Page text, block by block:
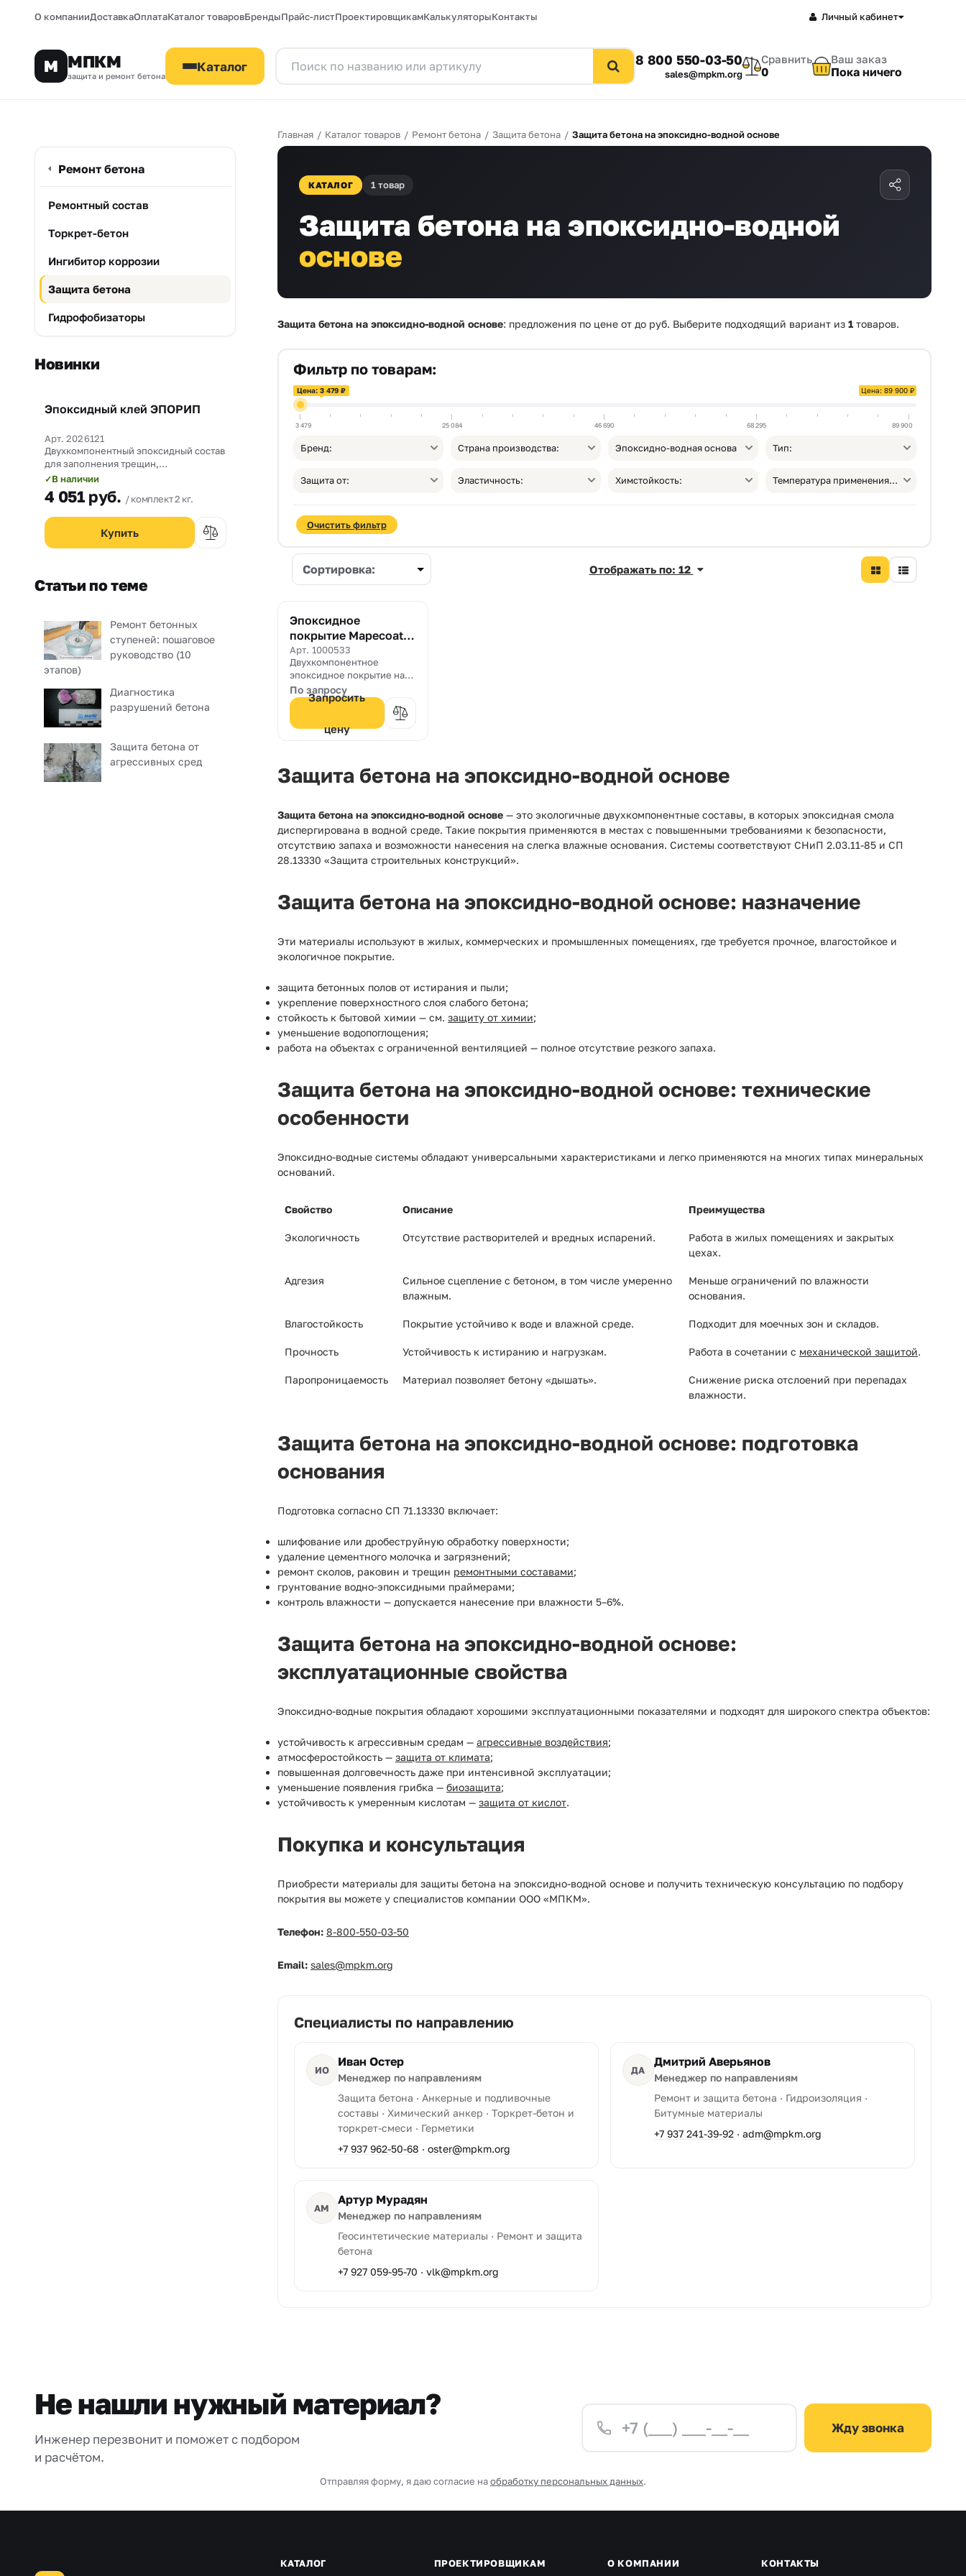
О компанииДоставкаОплатаКаталог товаровБрендыПрайс-листПроектировщикамКалькуляторыКонтакты Личный кабинет
М МПКМ
защита и ремонт бетона
Каталог 8 800 550-03-50
sales@mpkm.org
Сравнить
0
Ваш заказ
Пока ничего
Ремонт бетона
Ремонтный состав
Торкрет-бетон
Ингибитор коррозии
Защита бетона
Гидрофобизаторы
Новинки
Новинка
Эпоксидный клей ЭПОРИП
Арт. 2026121
Двухкомпонентный эпоксидный состав
для заполнения трещин,
омоноличивания рабочих швов и
прочного склеивания бетона со
сталью.
✓В наличии
4 051руб. комплект 2 кг.
Статьи по теме
Ремонт бетонных
ступеней: пошаговое
руководство (10
этапов)
Диагностика
разрушений бетона
Защита бетона от
агрессивных сред
Главная / Каталог товаров / Ремонт бетона / Защита бетона / Защита бетона на эпоксидно-водной основе
КАТАЛОГ 1 товар
Защита бетона на эпоксидно-водной
основе
Защита бетона на эпоксидно-водной основе: предложения по цене от до руб. Выберите подходящий вариант из 1 товаров.
Фильтр по товарам:
Цена: 89 900 ₽
Цена: 3 479 ₽
3 479 25 084 46 690 68 295 89 900
Бренд: Страна производства: Эпоксидно-водная основа Тип:
Защита от: Эластичность: Химстойкость: Температура применения, от °С:
Очистить фильтр
Сортировка: Отображать по: 12
Эпоксидное
покрытие Mapecoat I
620 W
Арт. 1000533
Двухкомпонентное
эпоксидное покрытие на
водной основе с
глянцевым финишем, для
цементных оснований, для
обеспечения
маслостойкой финишной
обработки, и как покрытие
По запросу
Запросить
цену
Защита бетона на эпоксидно-водной основе
Защита бетона на эпоксидно-водной основе — это экологичные двухкомпонентные составы, в которых эпоксидная смола
диспергирована в водной среде. Такие покрытия применяются в местах с повышенными требованиями к безопасности,
отсутствию запаха и возможности нанесения на слегка влажные основания. Системы соответствуют СНиП 2.03.11-85 и СП
28.13330 «Защита строительных конструкций».
Защита бетона на эпоксидно-водной основе: назначение
Эти материалы используют в жилых, коммерческих и промышленных помещениях, где требуется прочное, влагостойкое и
экологичное покрытие.
защита бетонных полов от истирания и пыли;
укрепление поверхностного слоя слабого бетона;
стойкость к бытовой химии — см. защиту от химии;
уменьшение водопоглощения;
работа на объектах с ограниченной вентиляцией — полное отсутствие резкого запаха.
Защита бетона на эпоксидно-водной основе: технические
особенности
Эпоксидно-водные системы обладают универсальными характеристиками и легко применяются на многих типах минеральных
оснований.
Свойство Описание Преимущества
Экологичность Отсутствие растворителей и вредных испарений.
Работа в жилых помещениях и закрытых
цехах.
Адгезия
Сильное сцепление с бетоном, в том числе умеренно
влажным.
Меньше ограничений по влажности
основания.
Влагостойкость Покрытие устойчиво к воде и влажной среде. Подходит для моечных зон и складов.
Прочность Устойчивость к истиранию и нагрузкам. Работа в сочетании с механической защитой.
Паропроницаемость Материал позволяет бетону «дышать».
Снижение риска отслоений при перепадах
влажности.
Защита бетона на эпоксидно-водной основе: подготовка
основания
Подготовка согласно СП 71.13330 включает:
шлифование или дробеструйную обработку поверхности;
удаление цементного молочка и загрязнений;
ремонт сколов, раковин и трещин ремонтными составами;
грунтование водно-эпоксидными праймерами;
контроль влажности — допускается нанесение при влажности 5–6%.
Защита бетона на эпоксидно-водной основе:
эксплуатационные свойства
Эпоксидно-водные покрытия обладают хорошими эксплуатационными показателями и подходят для широкого спектра объектов:
устойчивость к агрессивным средам — агрессивные воздействия;
атмосферостойкость — защита от климата;
повышенная долговечность даже при интенсивной эксплуатации;
уменьшение появления грибка — биозащита;
устойчивость к умеренным кислотам — защита от кислот.
Покупка и консультация
Приобрести материалы для защиты бетона на эпоксидно-водной основе и получить техническую консультацию по подбору
покрытия вы можете у специалистов компании ООО «МПКМ».
Телефон: 8-800-550-03-50
Email: sales@mpkm.org
Специалисты по направлению
ИО
Иван Остер
Менеджер по направлениям
Защита бетона · Анкерные и подливочные
составы · Химический анкер · Торкрет-бетон и
торкрет-смеси · Герметики
+7 937 962-50-68 · oster@mpkm.org
ДА
Дмитрий Аверьянов
Менеджер по направлениям
Ремонт и защита бетона · Гидроизоляция ·
Битумные материалы
+7 937 241-39-92 · adm@mpkm.org
АМ
Артур Мурадян
Менеджер по направлениям
Геосинтетические материалы · Ремонт и защита
бетона
+7 927 059-95-70 · vlk@mpkm.org
Не нашли нужный материал?
Инженер перезвонит и поможет с подбором
и расчётом.
Жду звонка
Отправляя форму, я даю согласие наобработку персональных данных.
КАТАЛОГ ПРОЕКТИРОВЩИКАМ О КОМПАНИИ КОНТАКТЫ